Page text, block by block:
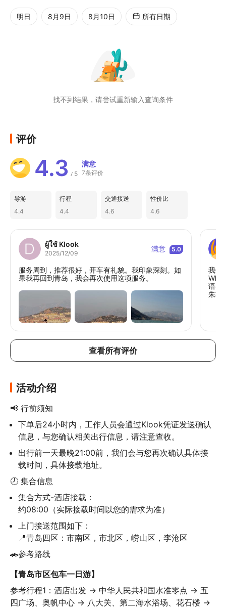
明日 8月9日 8月10日 所有日期
找不到结果，请尝试重新输入查询条件
评价
4.3 / 5
满意
7条评价
导游
4.4
行程
4.4
交通接送
4.6
性价比
4.6
ผู้ใช้ Klook
2025/12/09 满意 5.0
服务周到，推荐很好，开车有礼貌。我印象深刻。如
果我再回到青岛，我会再次使用这项服务。
我们
语很
朱非
查看所有评价
活动介绍
📢 行前须知
下单后24小时内，工作人员会通过Klook凭证发送确认
信息，与您确认相关出行信息，请注意查收。
出行前一天最晚21:00前，我们会与您再次确认具体接
载时间，具体接载地址。
🕗 集合信息
集合方式-酒店接载：
约08:00（实际接载时间以您的需求为准）
上门接送范围如下：
📍青岛四区：市南区，市北区，崂山区，李沧区
🚗参考路线
【青岛市区包车一日游】
参考行程1：酒店出发 → 中华人民共和国水准零点 → 五
四广场、奥帆中心 → 八大关、第二海水浴场、花石楼 →